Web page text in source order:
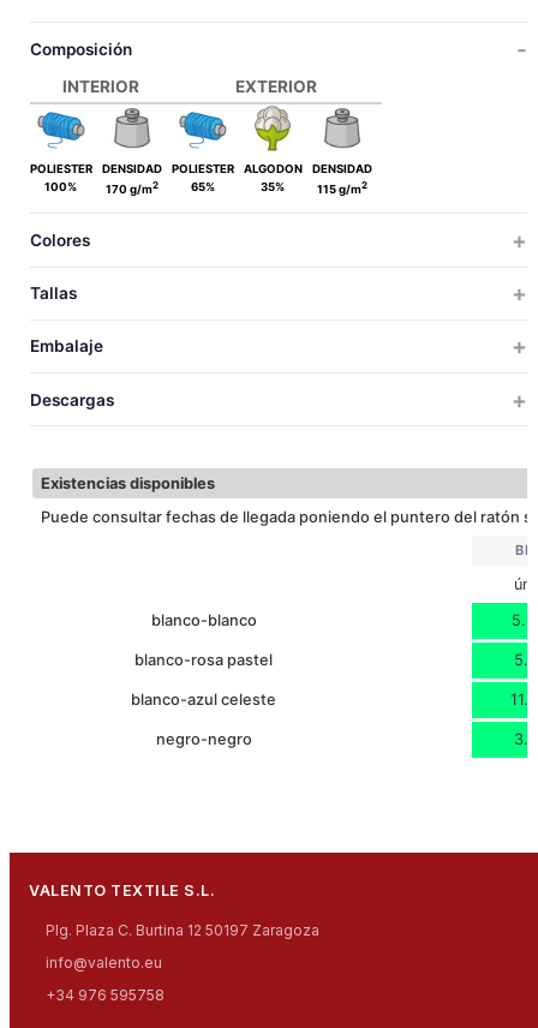
Composición
INTERIOR
POLIESTER
100%
DENSIDAD
170 g/m2
EXTERIOR
POLIESTER
65%
ALGODON
35%
DENSIDAD
115 g/m2
Colores
Tallas
TALLAS ÚNICA
Embalaje
Descargas
Existencias disponibles
Puede consultar fechas de llegada poniendo el puntero del ratón
blanco-blanco
blanco-rosa pastel
blanco-azul celeste
negro-negro
VALENTO TEXTILE S.L.
Plg. Plaza C. Burtina 12 50197 Zaragoza
info@valento.eu
+34 976 595758